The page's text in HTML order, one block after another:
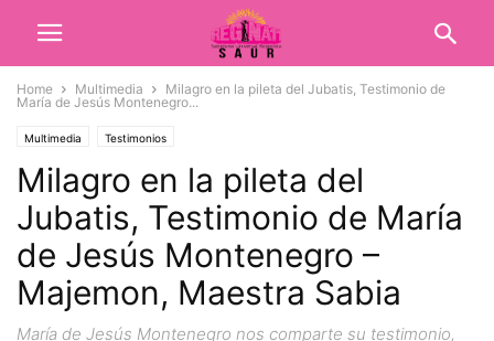
Home Multimedia
Milagro en la pileta del Jubatis, Testimonio de
María de Jesús Montenegro...
Multimedia Testimonios
Milagro en la pileta del
Jubatis, Testimonio de María
de Jesús Montenegro –
Majemon, Maestra Sabia
María de Jesús Montenegro nos comparte su testimonio,